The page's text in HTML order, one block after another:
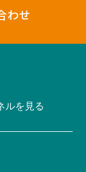
わせ
ルを見る